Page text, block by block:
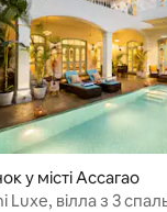
з 5, відгуки: 12
у місті Ассагао
Luxe, вілла з 3